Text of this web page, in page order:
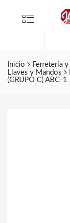
Menu
Inicio Ferretería
Llaves y Mandos
(GRUPO C) ABC-1
Folletos
Contacto